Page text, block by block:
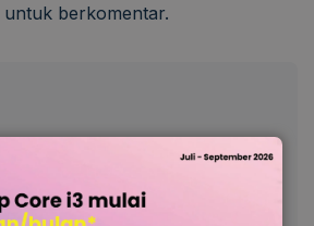
untuk berkomentar.